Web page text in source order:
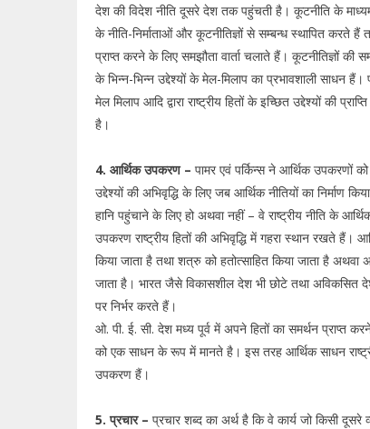
देश की विदेश नीति दूसरे देश तक पहुंचती है। कूटनीति के
के नीति-निर्माताओं और कूटनीतिज्ञों से सम्बन्ध स्थापित करते हैं
प्राप्त करने के लिए समझौता वार्ता चलाते हैं। कूटनीतिज्ञों की
के भिन्न-भिन्न उद्देश्यों के मेल-मिलाप का प्रभावशाली साधन हैं।
मेल मिलाप आदि द्वारा राष्ट्रीय हितों के इच्छित उद्देश्यों की
है।
4. आर्थिक उपकरण – पामर एवं पर्किन्स ने आर्थिक उपकरणों को
उद्देश्यों की अभिवृद्धि के लिए जब आर्थिक नीतियों का निर्माण
हानि पहुंचाने के लिए हो अथवा नहीं – वे राष्ट्रीय नीति के
उपकरण राष्ट्रीय हितों की अभिवृद्धि में गहरा स्थान रखते हैं।
किया जाता है तथा शत्रु को हतोत्साहित किया जाता है अथवा
जाता है। भारत जैसे विकासशील देश भी छोटे तथा अविकसित
पर निर्भर करते हैं।
ओ. पी. ई. सी. देश मध्य पूर्व में अपने हितों का समर्थन प्राप्त
को एक साधन के रूप में मानते है। इस तरह आर्थिक साधन
उपकरण हैं।
5. प्रचार – प्रचार शब्द का अर्थ है कि वे कार्य जो किसी